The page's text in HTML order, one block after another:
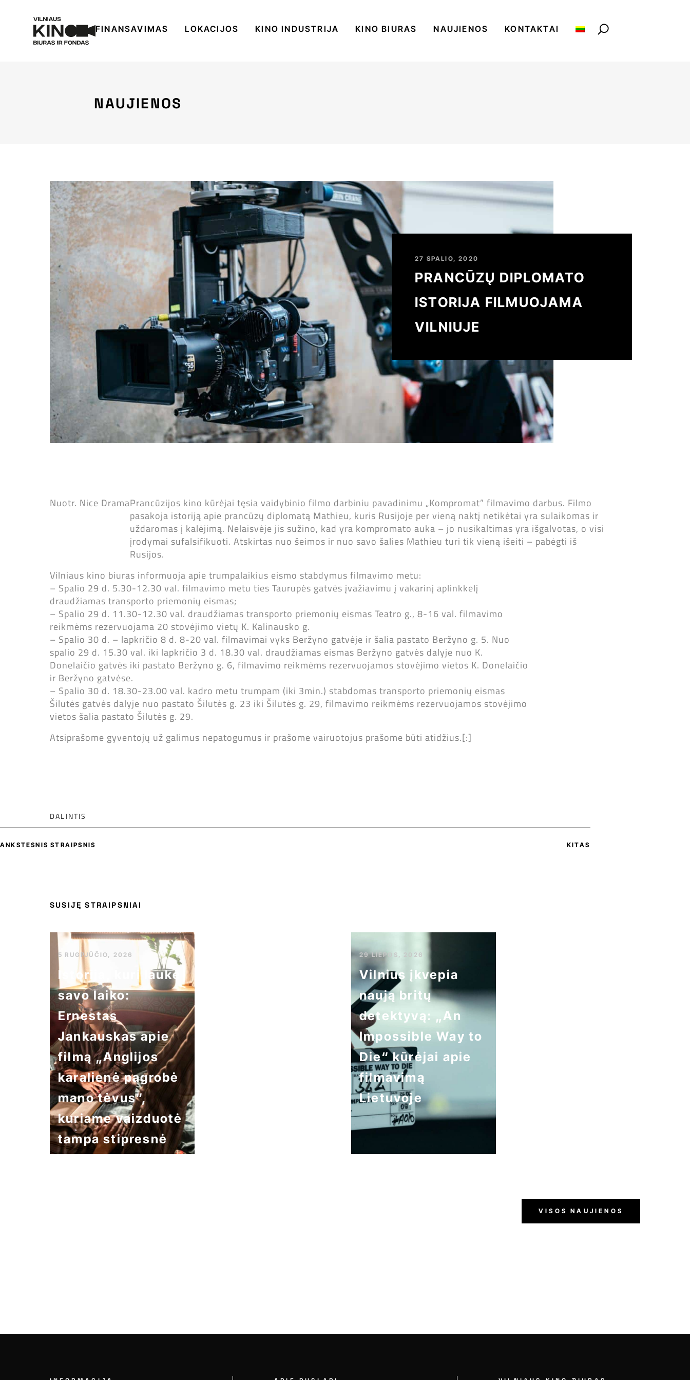
FINANSAVIMAS LOKACIJOS KINO INDUSTRIJA KINO BIURAS NAUJIENOS KONTAKTAI
NAUJIENOS
27 SPALIO, 2020
PRANCŪZŲ DIPLOMATO
ISTORIJA FILMUOJAMA
VILNIUJE
Nuotr. Nice DramaPrancūzijos kino kūrėjai tęsia vaidybinio filmo darbiniu pavadinimu „Kompromat” filmavimo darbus. Filmo
pasakoja istoriją apie prancūzų diplomatą Mathieu, kuris Rusijoje per vieną naktį netikėtai yra sulaikomas ir
uždaromas į kalėjimą. Nelaisvėje jis sužino, kad yra kompromato auka – jo nusikaltimas yra išgalvotas, o visi
įrodymai sufalsifikuoti. Atskirtas nuo šeimos ir nuo savo šalies Mathieu turi tik vieną išeiti – pabėgti iš
Rusijos.
Vilniaus kino biuras informuoja apie trumpalaikius eismo stabdymus filmavimo metu:
– Spalio 29 d. 5.30-12.30 val. filmavimo metu ties Taurupės gatvės įvažiavimu į vakarinį aplinkkelį
draudžiamas transporto priemonių eismas;
– Spalio 29 d. 11.30-12.30 val. draudžiamas transporto priemonių eismas Teatro g., 8-16 val. filmavimo
reikmėms rezervuojama 20 stovėjimo vietų K. Kalinausko g.
– Spalio 30 d. – lapkričio 8 d. 8-20 val. filmavimai vyks Beržyno gatvėje ir šalia pastato Beržyno g. 5. Nuo
spalio 29 d. 15.30 val. iki lapkričio 3 d. 18.30 val. draudžiamas eismas Beržyno gatvės dalyje nuo K.
Donelaičio gatvės iki pastato Beržyno g. 6, filmavimo reikmėms rezervuojamos stovėjimo vietos K. Donelaičio
ir Beržyno gatvėse.
– Spalio 30 d. 18.30-23.00 val. kadro metu trumpam (iki 3min.) stabdomas transporto priemonių eismas
Šilutės gatvės dalyje nuo pastato Šilutės g. 23 iki Šilutės g. 29, filmavimo reikmėms rezervuojamos stovėjimo
vietos šalia pastato Šilutės g. 29.
Atsiprašome gyventojų už galimus nepatogumus ir prašome vairuotojus prašome būti atidžius.[:]
DALINTIS
ANKSTESNIS STRAIPSNIS KITAS
SUSIJĘ STRAIPSNIAI
5 RUGPJŪČIO, 2026
Istorija, kuri laukė
savo laiko:
Ernestas
Jankauskas apie
filmą „Anglijos
karalienė pagrobė
mano tėvus“,
kuriame vaizduotė
tampa stipresnė
29 LIEPOS, 2026
Vilnius įkvepia
naują britų
detektyvą: „An
Impossible Way to
Die“ kūrėjai apie
filmavimą
Lietuvoje
VISOS NAUJIENOS